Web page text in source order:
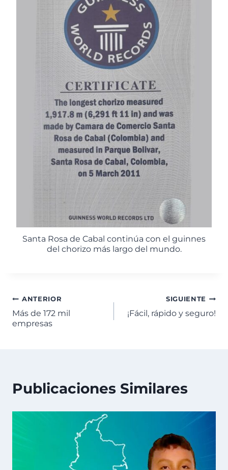
Santa Rosa de Cabal continúa con el guinnes
del chorizo más largo del mundo.
ANTERIOR
Más de 172 mil
empresas
SIGUIENTE
¡Fácil, rápido y seguro!
Publicaciones Similares